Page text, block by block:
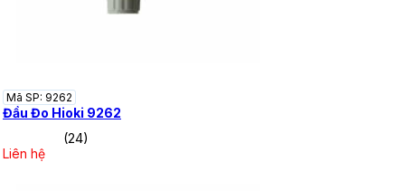
Mã SP: 9262
Đầu Đo Hioki 9262
(24)
Liên hệ